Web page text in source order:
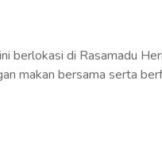
berlokasi di Rasamadu
makan bersama serta